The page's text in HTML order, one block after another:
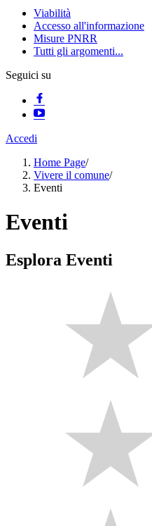
Viabilità
Accesso all'informazione
Misure PNRR
Tutti gli argomenti...
Seguici su
Accedi
Home Page/
Vivere il comune/
Eventi
Eventi
Esplora Eventi